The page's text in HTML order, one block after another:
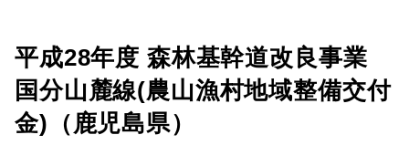
よくあるご質問
SDGs
平成28年度 森林基幹道改良事業
国分山麓線(農山漁村地域整備交付
金)（鹿児島県）